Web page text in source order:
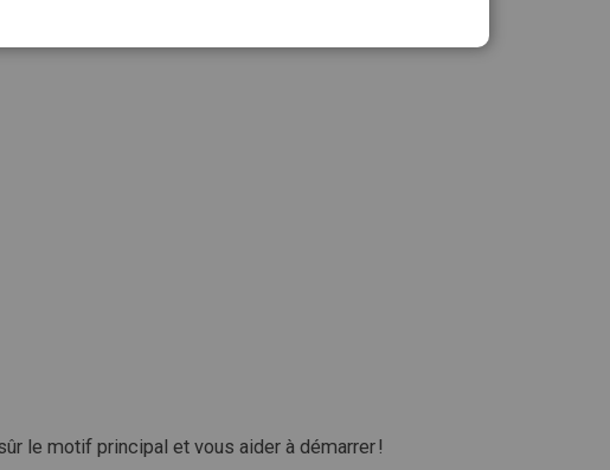
le motif principal et vous aider à démarrer !